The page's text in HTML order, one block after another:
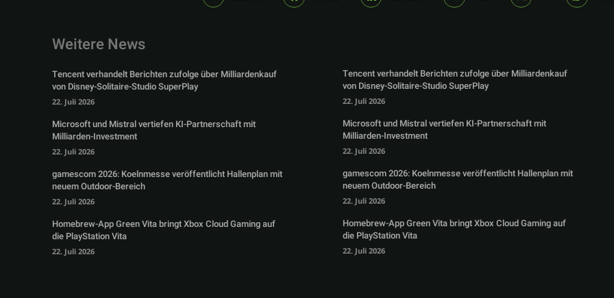
Weitere News
Tencent verhandelt Berichten zufolge über Milliardenkauf
von Disney-Solitaire-Studio SuperPlay
22. Juli 2026
Microsoft und Mistral vertiefen KI-Partnerschaft mit
Milliarden-Investment
22. Juli 2026
gamescom 2026: Koelnmesse veröffentlicht Hallenplan mit
neuem Outdoor-Bereich
22. Juli 2026
Homebrew-App Green Vita bringt Xbox Cloud Gaming auf
die PlayStation Vita
22. Juli 2026
Tencent verhandelt Berichten zufolge über Milliardenkauf
von Disney-Solitaire-Studio SuperPlay
22. Juli 2026
Microsoft und Mistral vertiefen KI-Partnerschaft mit
Milliarden-Investment
22. Juli 2026
gamescom 2026: Koelnmesse veröffentlicht Hallenplan mit
neuem Outdoor-Bereich
22. Juli 2026
Homebrew-App Green Vita bringt Xbox Cloud Gaming auf
die PlayStation Vita
22. Juli 2026